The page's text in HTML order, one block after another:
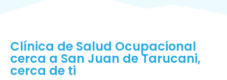
Clínica de Salud Ocupacional
cerca a San Juan de Tarucani,
cerca de ti